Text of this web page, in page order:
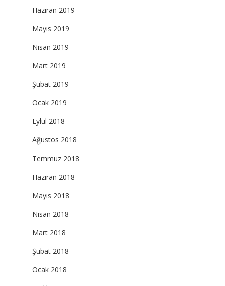
Haziran 2019
Mayıs 2019
Nisan 2019
Mart 2019
Şubat 2019
Ocak 2019
Eylül 2018
Ağustos 2018
Temmuz 2018
Haziran 2018
Mayıs 2018
Nisan 2018
Mart 2018
Şubat 2018
Ocak 2018